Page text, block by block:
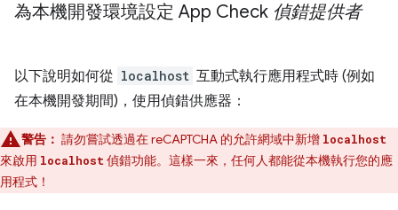
為本機開發環境設定 App Check 偵錯提供者
以下說明如何從 localhost 互動式執行應用程式時 (例如
在本機開發期間)，使用偵錯供應器：
警告： 請勿嘗試透過在 reCAPTCHA 的允許網域中新增 localhost
來啟用 localhost 偵錯功能。這樣一來，任何人都能從本機執行您的應
用程式！